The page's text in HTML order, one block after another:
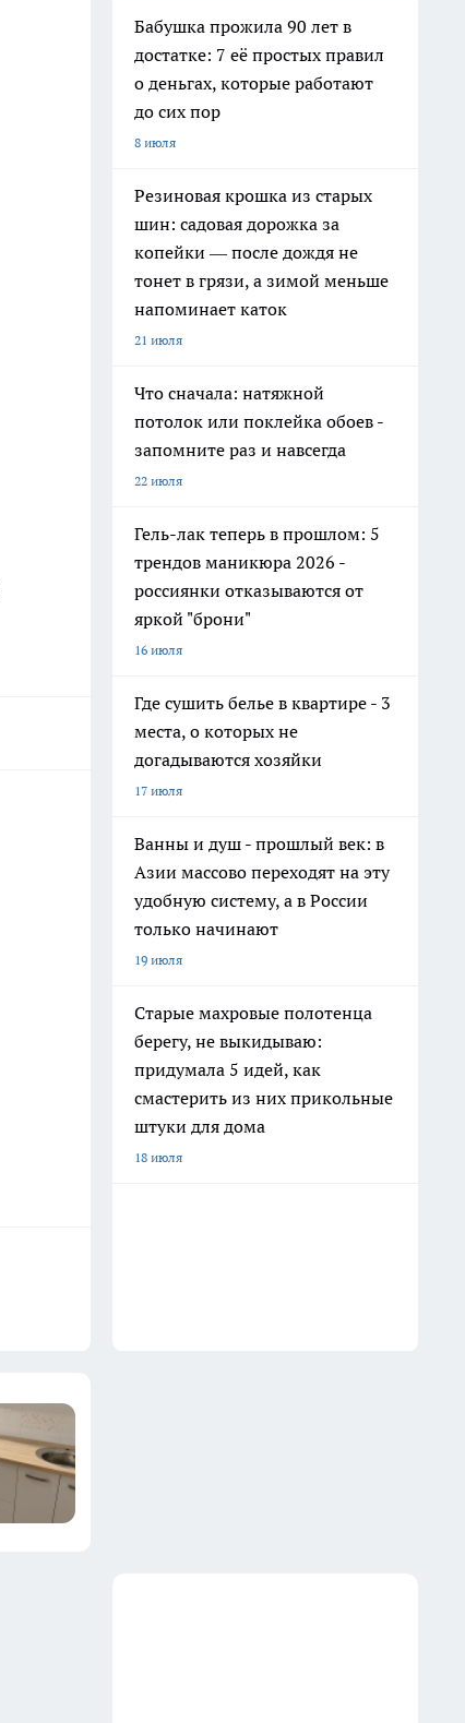
Бабушка прожила 90 лет в
достатке: 7 её простых правил
о деньгах, которые работают
до сих пор
8 июля
Резиновая крошка из старых
шин: садовая дорожка за
копейки — после дождя не
тонет в грязи, а зимой меньше
напоминает каток
21 июля
Что сначала: натяжной
потолок или поклейка обоев -
запомните раз и навсегда
22 июля
Гель-лак теперь в прошлом: 5
трендов маникюра 2026 -
россиянки отказываются от
яркой "брони"
16 июля
Где сушить белье в квартире - 3
места, о которых не
догадываются хозяйки
17 июля
Ванны и душ - прошлый век: в
Азии массово переходят на эту
удобную систему, а в России
только начинают
19 июля
Старые махровые полотенца
берегу, не выкидываю:
придумала 5 идей, как
смастерить из них прикольные
штуки для дома
18 июля